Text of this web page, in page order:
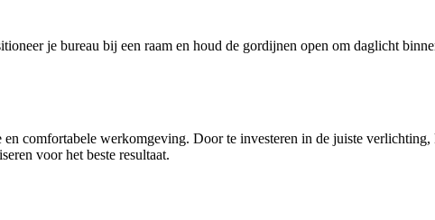
je bureau bij een raam en houd de gordijnen open om daglicht
comfortabele werkomgeving. Door te investeren in de juiste
voor het beste resultaat.